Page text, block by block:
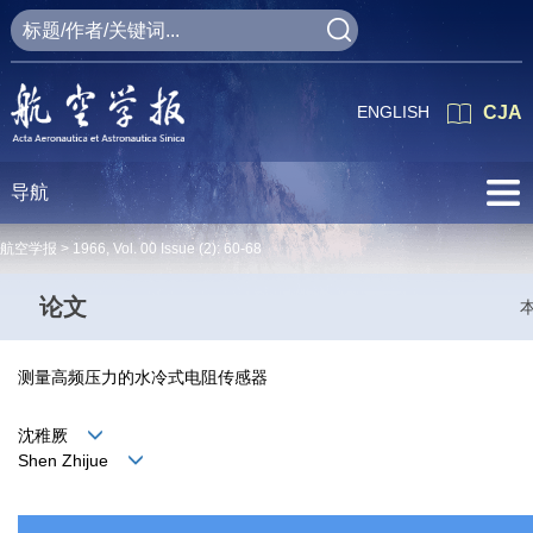
CJA
ENGLISH
导航
航空学报 > 1966, Vol. 00 Issue (2): 60-68
论文
测量高频压力的水冷式电阻传感器
沈稚厥
Shen Zhijue